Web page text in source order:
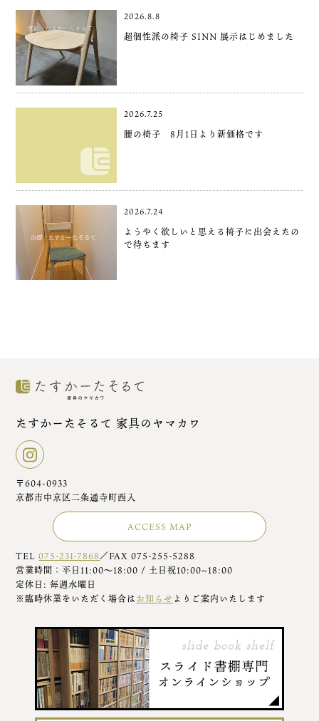
2026.8.8
超個性派の椅子 SINN 展示はじめました
2026.7.25
腰の椅子 8月1日より新価格です
2026.7.24
ようやく欲しいと思える椅子に出会えたの
で待ちます
たすかーたそるて 家具のヤマカワ
〒604-0933
京都市中京区二条通寺町西入
ACCESS MAP
TEL075-231-7868／FAX 075-255-5288
営業時間：平日11:00～18:00 / 土日祝10:00~18:00
定休日: 毎週水曜日
※臨時休業をいただく場合はお知らせ よりご案内いたします